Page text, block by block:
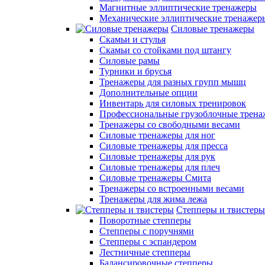
Магнитные эллиптические тренажеры
Механические эллиптические
Силовые тренажеры
Скамьи и стулья
Скамьи со стойками под штангу
Силовые рамы
Турники и брусья
Тренажеры для разных групп мышц
Дополнительные опции
Инвентарь для силовых тренировок
Профессиональные грузоблочные
Тренажеры со свободными весами
Силовые тренажеры для ног
Силовые тренажеры для пресса
Силовые тренажеры для рук
Силовые тренажеры для плеч
Силовые тренажеры Смита
Тренажеры со встроенными весами
Тренажеры для жима лежа
Степперы и твистеры
Поворотные степперы
Степперы с поручнями
Степперы с эспандером
Лестничные степперы
Балансировочные степперы